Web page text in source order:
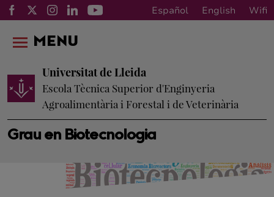
Español English Wifi
Grau en Biotecnologia
Universitat de Lleida
Escola Tècnica Superior d'Enginyeria
Agroalimentària i Forestal i de Veterinària
MENU